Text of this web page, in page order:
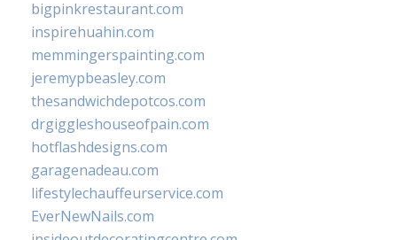
bigpinkrestaurant.com
inspirehuahin.com
memmingerspainting.com
jeremypbeasley.com
thesandwichdepotcos.com
drgiggleshouseofpain.com
hotflashdesigns.com
garagenadeau.com
lifestylechauffeurservice.com
EverNewNails.com